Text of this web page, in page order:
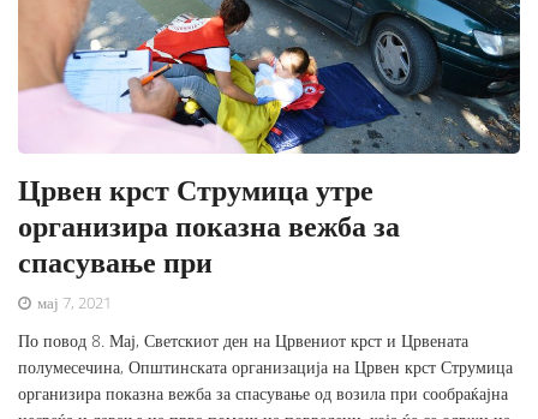
Црвен крст Струмица утре
организира показна вежба за
спасување при
мај 7, 2021
По повод 8. Мај, Светскиот ден на Црвениот крст и Црвената
полумесечина, Општинската организација на Црвен крст Струмица
организира показна вежба за спасување од возила при сообраќајна